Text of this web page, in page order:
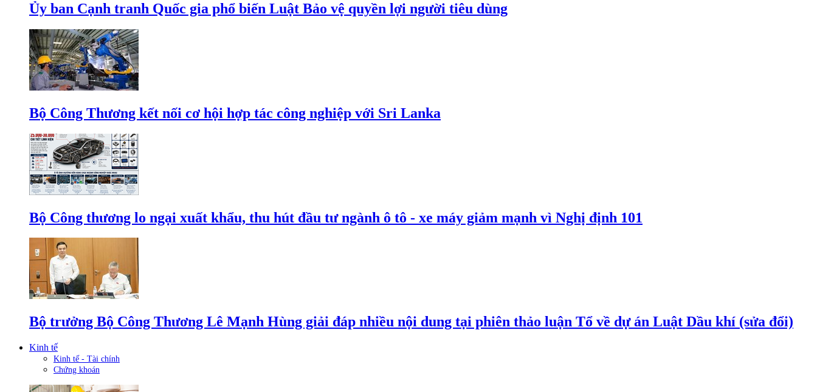
Ủy ban Cạnh tranh Quốc gia phổ biến Luật Bảo vệ quyền lợi người tiêu dùng
Bộ Công Thương kết nối cơ hội hợp tác công nghiệp với Sri Lanka
Bộ Công thương lo ngại xuất khẩu, thu hút đầu tư ngành ô tô - xe máy giảm mạnh vì Nghị định 101
Bộ trưởng Bộ Công Thương Lê Mạnh Hùng giải đáp nhiều nội dung tại phiên thảo luận Tổ về dự án Luật Dầu khí (sửa đổi)
Kinh tế
Kinh tế - Tài chính
Chứng khoán